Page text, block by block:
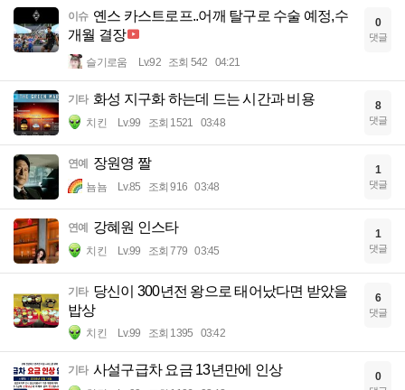
이슈 옌스 카스트로프..어깨 탈구로 수술 예정,수
개월 결장
슬기로움 Lv.92 조회 542 04:21
0
댓글
기타 화성 지구화 하는데 드는 시간과 비용
치킨 Lv.99 조회 1521 03:48
8
댓글
연예 장원영 짤
뇸뇸 Lv.85 조회 916 03:48
1
댓글
연예 강혜원 인스타
치킨 Lv.99 조회 779 03:45
1
댓글
기타 당신이 300년전 왕으로 태어났다면 받았을
밥상
치킨 Lv.99 조회 1395 03:42
6
댓글
기타 사설구급차 요금 13년만에 인상 0